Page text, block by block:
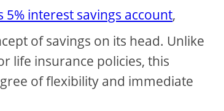
interest savings account,
of savings on its head. Unlike
life insurance policies, this
of flexibility and immediate